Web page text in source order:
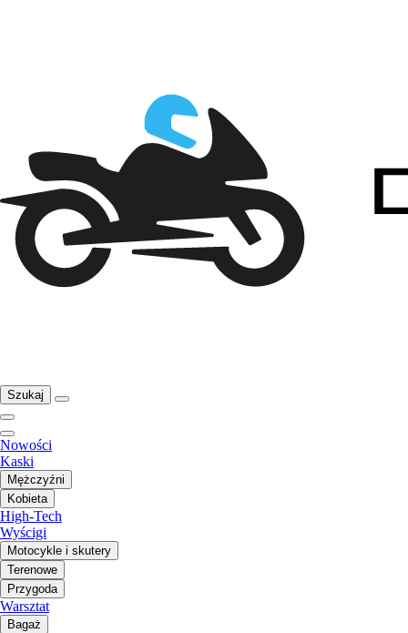
Szukaj
Nowości
Kaski
Mężczyźni
Kobieta
High-Tech
Wyścigi
Motocykle i skutery
Terenowe
Przygoda
Warsztat
Bagaż